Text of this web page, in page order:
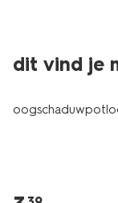
dit vind je
vegan